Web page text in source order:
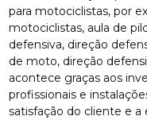
para motociclistas, por
motociclistas, aula de
defensiva, direção
de moto, direção
acontece graças aos
profissionais e
satisfação do cliente e a